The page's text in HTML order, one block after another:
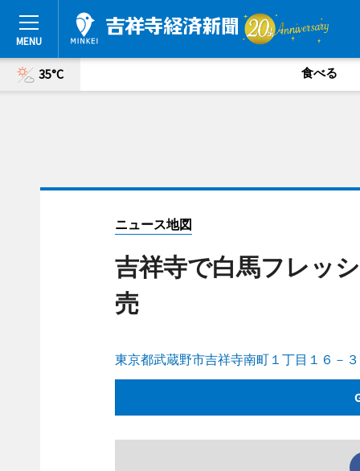
35°C 食べる
ニュース地図
吉祥寺で白馬フレッ
売
東京都武蔵野市吉祥寺南町１丁目１６－３